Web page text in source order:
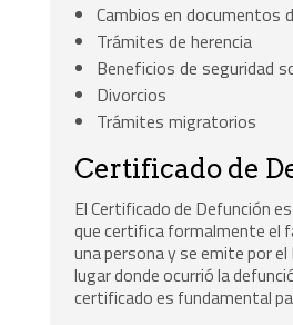
Cambios en documentos
Trámites de herencia
Beneficios de seguridad
Divorcios
Trámites migratorios
Certificado de
El Certificado de Defunción
que certifica formalmente el
una persona y se emite por
lugar donde ocurrió la
certificado es fundamental